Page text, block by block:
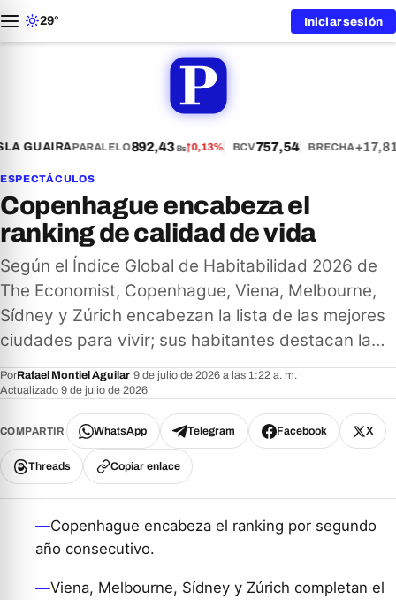
29° Iniciar sesión
GUAIRAPARALELO892,43Bs↑0,13% BCV757,54 BRECHA
ESPECTÁCULOS
Copenhague encabeza el
ranking de calidad de vida
Según el Índice Global de Habitabilidad 2026 de
The Economist, Copenhague, Viena, Melbourne,
Sídney y Zúrich encabezan la lista de las mejores
ciudades para vivir; sus habitantes destacan la…
PorRafael Montiel Aguilar 9 de julio de 2026 a las 1:22 a. m.
Actualizado 9 de julio de 2026
COMPARTIR WhatsApp Telegram Facebook X
Threads Copiar enlace
—Copenhague encabeza el ranking por segundo
año consecutivo.
—Viena, Melbourne, Sídney y Zúrich completan el